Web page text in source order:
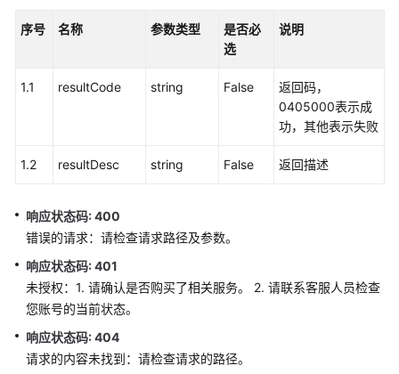
接
移
和
呼
功
能
集
成
音
通
序号 名称 参数类型
是否必
选
说明
1.1 resultCode string False
返回码，
0405000表示成
功，其他表示失败
1.2 resultDesc string False 返回描述
响应状态码: 400
错误的请求：请检查请求路径及参数。
响应状态码: 401
未授权：1. 请确认是否购买了相关服务。 2. 请联系客服人员检查
您账号的当前状态。
响应状态码: 404
请求的内容未找到：请检查请求的路径。